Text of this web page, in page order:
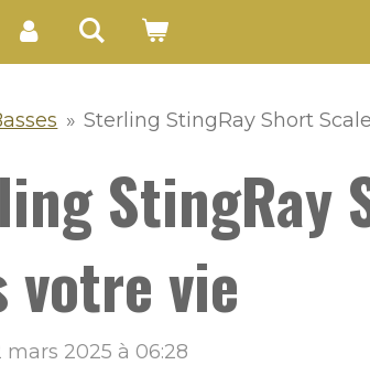
» Sterling StingRay Short
StingRay
votre vie
mars 2025 à 06:28